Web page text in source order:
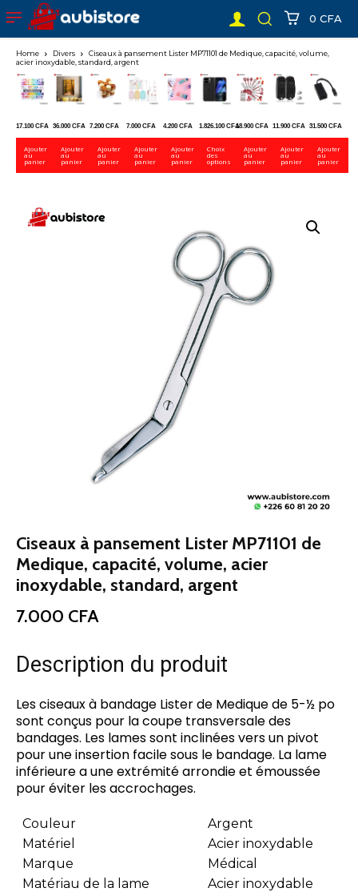
0 CFA
Home Divers
Ciseaux à pansement Lister MP71101 de Medique, capacité, volume,
acier inoxydable, standard, argent
17.100 CFA
Ajouter
au
panier
36.000 CFA
Ajouter
au
panier
7.200 CFA
Ajouter
au
panier
7.000 CFA
Ajouter
au
panier
4.200 CFA
Ajouter
au
panier
1.826.100CFA
Choix
des
options
18.900CFA
Ajouter
au
panier
11.900CFA
Ajouter
au
panier
31.500 CFA
Ajouter
au
panier
Ciseaux à pansement Lister MP71101 de
Medique, capacité, volume, acier
inoxydable, standard, argent
7.000 CFA
Description du produit
Les ciseaux à bandage Lister de Medique de 5-½ po
sont conçus pour la coupe transversale des
bandages. Les lames sont inclinées vers un pivot
pour une insertion facile sous le bandage. La lame
inférieure a une extrémité arrondie et émoussée
pour éviter les accrochages.
Couleur
Argent
Matériel
Acier inoxydable
Marque
Médical
Matériau de la lame
Acier inoxydable